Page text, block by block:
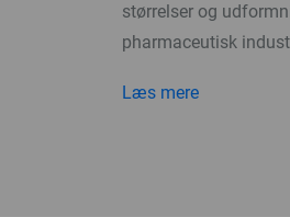
størrelser og
pharmaceutisk
Læs mere